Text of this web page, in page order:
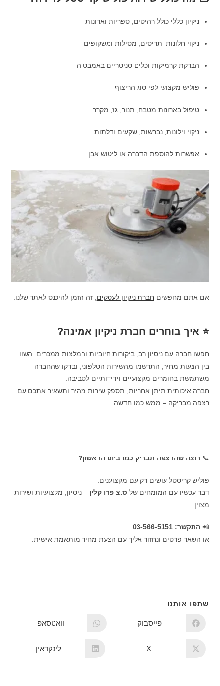
ניקיון כללי כולל רהיטים, ספריות וארונות
ניקוי חלונות, תריסים, מסילות ומשקופים
הברקת קרמיקות וכלים סניטריים באמבטיה
פוליש מקצועי לפי סוג הריצוף
טיפול בארונות מטבח, תנור, גז, מקרר
ניקוי וילונות, נברשות, שקעים ודלתות
אפשרות להוספת הדברה או ליטוש אבן
אם אתם מחפשים חברת ניקיון לעסקים , זה הזמן להיכנס לאתר שלנו.
⭐ איך בוחרים חברת ניקיון אמינה?
חפשו חברה עם ניסיון רב, ביקורות חיוביות והמלצות ממכרים. השוו
בין הצעות מחיר, התרשמו מהשירות הטלפוני, ובדקו שהחברה
משתמשת בחומרים מקצועיים וידידותיים לסביבה.
חברה איכותית תיתן אחריות, תספק שירות מהיר ותשאיר אתכם עם
רצפה מבריקה – ממש כמו חדשה.
📞 רוצה שהרצפה תבריק כמו ביום הראשון?
פוליש קריסטל עושים רק עם מקצוענים.
דבר עכשיו עם המומחים של ס.צ פרו קלין – ניסיון, מקצועיות ושירות
מצוין.
📲התקשר: 03-566-5151
או השאר פרטים ונחזור אליך עם הצעת מחיר מותאמת אישית.
שתפו אותנו
פייסבוק וואטסאפ
X לינקדאין